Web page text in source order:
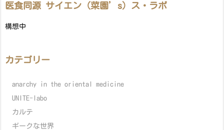
医食同源 サイエン（菜園’s）ス・ラボ
構想中
カテゴリー
anarchy in the oriental medicine
UNITE-labo
カルテ
ギークな世界